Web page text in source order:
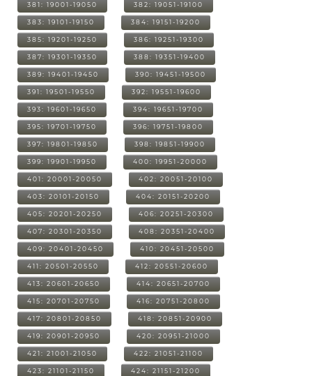
381: 19001-19050 382: 19051-19100
383: 19101-19150 384: 19151-19200
385: 19201-19250 386: 19251-19300
387: 19301-19350 388: 19351-19400
389: 19401-19450 390: 19451-19500
391: 19501-19550 392: 19551-19600
393: 19601-19650 394: 19651-19700
395: 19701-19750 396: 19751-19800
397: 19801-19850 398: 19851-19900
399: 19901-19950 400: 19951-20000
401: 20001-20050 402: 20051-20100
403: 20101-20150 404: 20151-20200
405: 20201-20250 406: 20251-20300
407: 20301-20350 408: 20351-20400
409: 20401-20450 410: 20451-20500
411: 20501-20550 412: 20551-20600
413: 20601-20650 414: 20651-20700
415: 20701-20750 416: 20751-20800
417: 20801-20850 418: 20851-20900
419: 20901-20950 420: 20951-21000
421: 21001-21050 422: 21051-21100
423: 21101-21150 424: 21151-21200